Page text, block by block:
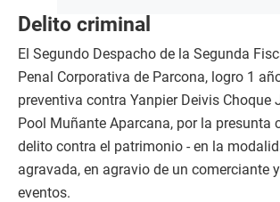
Delito criminal
El Segundo Despacho de la Segunda
Penal Corporativa de Parcona, logro 1
preventiva contra Yanpier Deivis Choque
Pool Muñante Aparcana, por la presunta
delito contra el patrimonio - en la
agravada, en agravio de un comerciante
eventos.